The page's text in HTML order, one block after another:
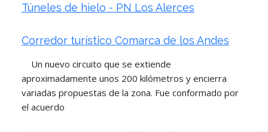
Túneles de hielo - PN Los Alerces
Corredor turístico Comarca de los Andes
Un nuevo circuito que se extiende
aproximadamente unos 200 kilómetros y encierra
variadas propuestas de la zona. Fue conformado por
el acuerdo